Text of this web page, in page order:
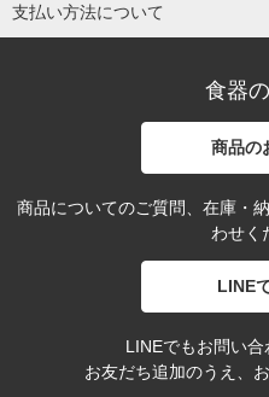
支払い方法について
食器
商品の
商品についてのご質問、在庫・
わせく
LINE
LINEでもお問い合
お友だち追加のうえ、